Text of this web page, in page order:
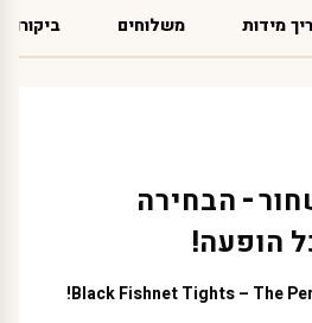
מידות משלוחים ביקורות
– הבחירה
הופעה!
Black Fishnet Tights – The